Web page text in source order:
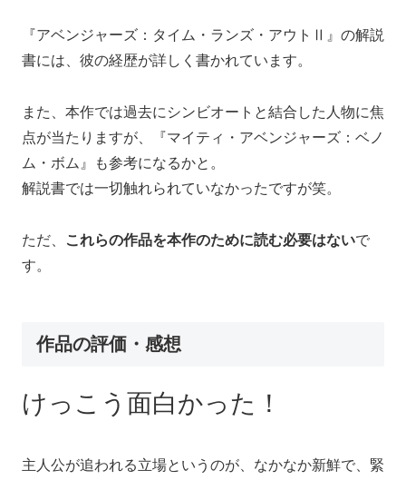
『アベンジャーズ：タイム・ランズ・アウトⅡ』の解説
書には、彼の経歴が詳しく書かれています。
また、本作では過去にシンビオートと結合した人物に焦
点が当たりますが、『マイティ・アベンジャーズ：ベノ
ム・ボム』も参考になるかと。
解説書では一切触れられていなかったですが笑。
ただ、 これらの作品を本作のために読む必要はないで
す。
作品の評価・感想
けっこう面白かった！
主人公が追われる立場というのが、なかなか新鮮で、緊